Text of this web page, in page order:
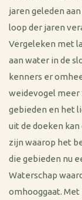
jaren geleden
loop der jaren
Vergeleken met
aan water in de
kenners er
weidevogel meer
gebieden en het
uit de doeken
zijn waarop het
die gebieden nu
Waterschap
omhooggaat.